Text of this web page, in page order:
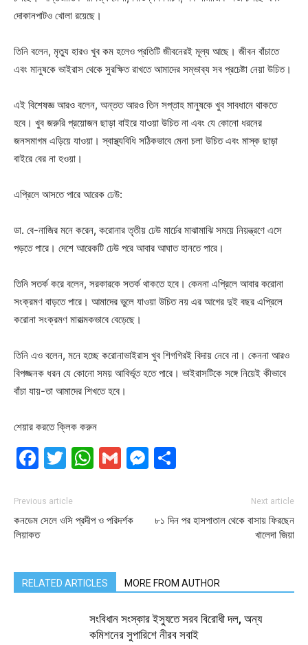
দোকানপাটও খোলা রয়েছে।
তিনি বলেন, মৃত্যু হারও খুব কম হলেও প্রতিটি জীবনেরই মূল্য আছে। জীবন বাঁচাতে
এবং মানুষকে ভাইরাস থেকে সুরক্ষিত রাখতে আমাদের সম্ভাব্য সব প্রচেষ্টা নেয়া উচিত।
এই বিশেষজ্ঞ আরও বলেন, অন্তত আরও তিন সপ্তাহ মানুষকে খুব সাবধানে থাকতে
হবে। খুব জরুরি প্রয়োজন ছাড়া বাইরে যাওয়া উচিত না এবং যে কোনো ধরনের
জনসমাগম এড়িয়ে যাওয়া। স্বাস্থ্যবিধি সঠিকভাবে মেনা চলা উচিত এবং মাস্ক ছাড়া
বাইরে বের না হওয়া।
এপ্রিলে আসতে পারে আরেক ঢেউ:
ডা. বে-নাজির মনে করেন, করোনার তৃতীয় ঢেউ মার্চের মাঝামাঝি সময়ে নিয়ন্ত্রণে এসে
পড়তে পারে। দেশে আরেকটি ঢেউ পরে আবার আঘাত হানতে পারে।
তিনি সতর্ক করে বলেন, সরকারকে সতর্ক থাকতে হবে। কেননা এপ্রিলে আবার করোনা
সংক্রমণ বাড়তে পারে। আমাদের ভুলে যাওয়া উচিত নয় এর আগের দুই বছর এপ্রিলে
করোনা সংক্রমণ মারাত্মকভাবে বেড়েছে।
তিনি এও বলেন, মনে হচ্ছে করোনাভাইরাস খুব শিগগিরই বিদায় নেবে না। কেননা আরও
বিপজ্জনক ধরন যে কোনো সময় আবির্ভূত হতে পারে। ভাইরাসটিকে সঙ্গে নিয়েই কীভাবে
বাঁচা যায়-তা আমাদের শিখতে হবে।
শেয়ার করতে ক্লিক করুন
Facebook
Twitter
WhatsApp
GmailMessenger
Previous article
কনডেম সেলে ওসি প্রদীপ ও পরিদর্শক
লিয়াকত
Next article
৮১ দিন পর হাসপাতাল থেকে বাসায় ফিরছেন
খালেদা জিয়া
RELATED ARTICLES MORE FROM AUTHOR
সংবিধান সংস্কার ইস্যুতে সরব বিরোধী দল, অন্য
কমিশনের সুপারিশে নীরব সবাই